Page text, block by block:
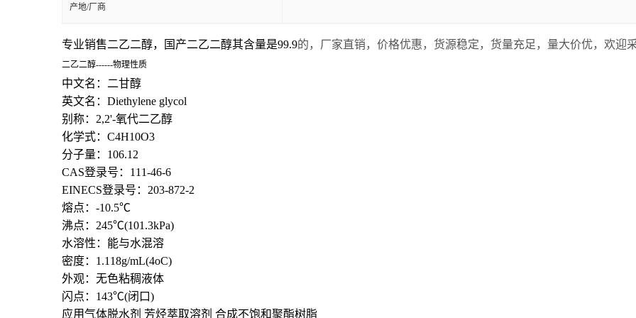
产地/厂商
专业销售二乙二醇， 国产二乙二醇其含量是99.9的，厂家直销，价格优惠，货源稳定，货量充足，量大价优，欢迎
二乙二醇------物理性质
中文名 ： 二甘醇
英文名 ： Diethylene glycol
别称： 2,2'-氧代二乙醇
化学式： C4H10O3
分子量： 106.12
CAS登录号 ： 111-46-6
EINECS登录号 ： 203-872-2
熔点 ： -10.5℃
沸点 ： 245℃(101.3kPa)
水溶性 ： 能与水混溶
密度： 1.118g/mL(4oC)
外观： 无色粘稠液体
闪点 ： 143℃(闭口)
应用气体脱水剂 芳烃萃取溶剂 合成不饱和聚酯树脂